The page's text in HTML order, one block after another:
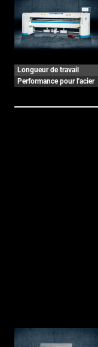
Longueur de travail
Performance pour l'acier